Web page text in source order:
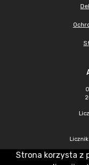
Strona korzysta z